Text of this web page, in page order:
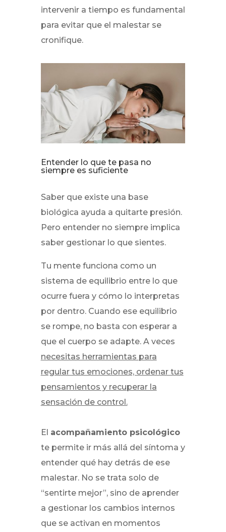
intervenir a tiempo es fundamental
para evitar que el malestar se
cronifique.
Entender lo que te pasa no
siempre es suficiente
Saber que existe una base
biológica ayuda a quitarte presión.
Pero entender no siempre implica
saber gestionar lo que sientes.
Tu mente funciona como un
sistema de equilibrio entre lo que
ocurre fuera y cómo lo interpretas
por dentro. Cuando ese equilibrio
se rompe, no basta con esperar a
que el cuerpo se adapte. A veces
necesitas herramientas para
regular tus emociones, ordenar tus
pensamientos y recuperar la
sensación de control.
El acompañamiento psicológico
te permite ir más allá del síntoma y
entender qué hay detrás de ese
malestar. No se trata solo de
“sentirte mejor”, sino de aprender
a gestionar los cambios internos
que se activan en momentos